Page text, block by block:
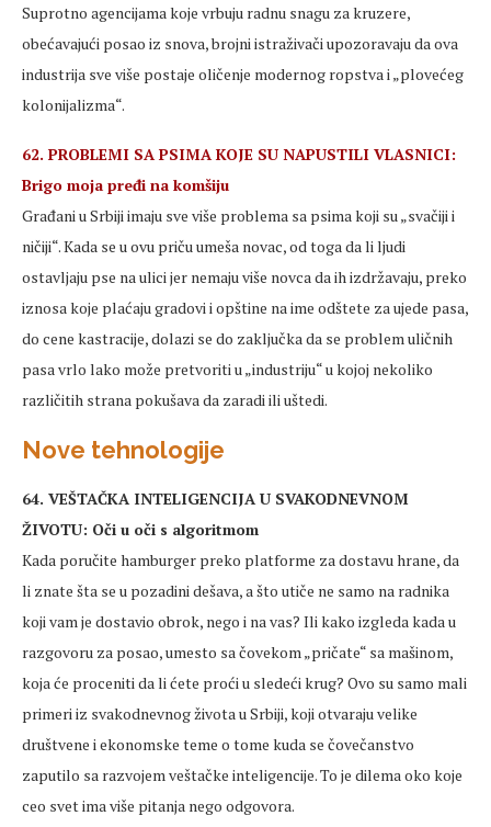
Suprotno agencijama koje vrbuju radnu snagu za kruzere,
obećavajući posao iz snova, brojni istraživači upozoravaju da ova
industrija sve više postaje oličenje modernog ropstva i „plovećeg
kolonijalizma“.
62. PROBLEMI SA PSIMA KOJE SU NAPUSTILI VLASNICI:
Brigo moja pređi na komšiju
Građani u Srbiji imaju sve više problema sa psima koji su „svačiji i
ničiji“. Kada se u ovu priču umeša novac, od toga da li ljudi
ostavljaju pse na ulici jer nemaju više novca da ih izdržavaju, preko
iznosa koje plaćaju gradovi i opštine na ime odštete za ujede pasa,
do cene kastracije, dolazi se do zaključka da se problem uličnih
pasa vrlo lako može pretvoriti u „industriju“ u kojoj nekoliko
različitih strana pokušava da zaradi ili uštedi.
Nove tehnologije
64. VEŠTAČKA INTELIGENCIJA U SVAKODNEVNOM
ŽIVOTU: Oči u oči s algoritmom
Kada poručite hamburger preko platforme za dostavu hrane, da
li znate šta se u pozadini dešava, a što utiče ne samo na radnika
koji vam je dostavio obrok, nego i na vas? Ili kako izgleda kada u
razgovoru za posao, umesto sa čovekom „pričate“ sa mašinom,
koja će proceniti da li ćete proći u sledeći krug? Ovo su samo mali
primeri iz svakodnevnog života u Srbiji, koji otvaraju velike
društvene i ekonomske teme o tome kuda se čovečanstvo
zaputilo sa razvojem veštačke inteligencije. To je dilema oko koje
ceo svet ima više pitanja nego odgovora.